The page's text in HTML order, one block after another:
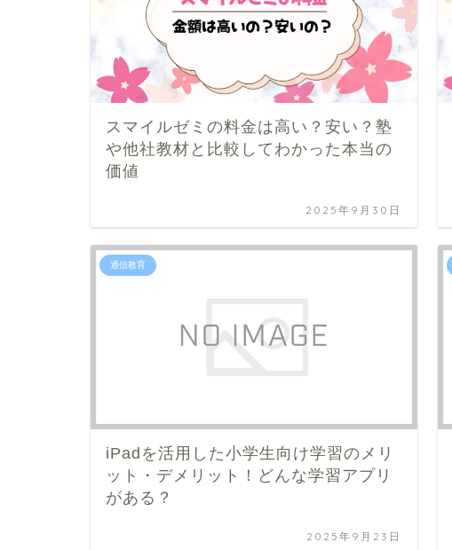
スマイルゼミの料金は高い？安い？塾
や他社教材と比較してわかった本当の
価値
2025年9月30日
通信教育
iPadを活用した小学生向け学習のメリ
ット・デメリット！どんな学習アプリ
がある？
2025年9月23日